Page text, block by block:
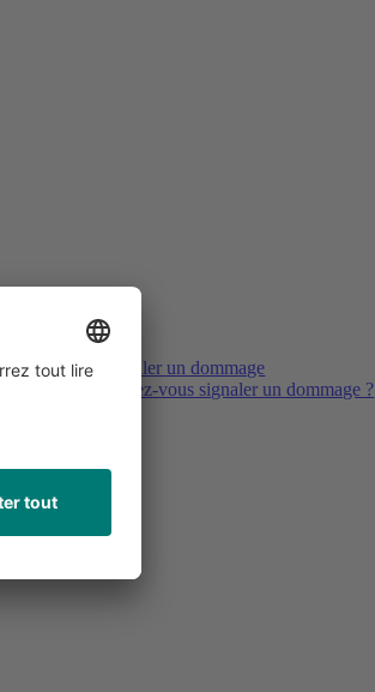
Signaler un dommage
Voulez-vous signaler un dommage ?